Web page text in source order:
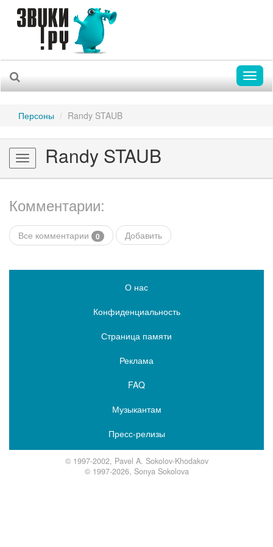
Персоны Randy STAUB
Toggle
navigation
Randy STAUB
Комментарии:
Все комментарии 0 Добавить
О нас
Конфиденциальность
Страница памяти
Реклама
FAQ
Музыкантам
Пресс-релизы
© 1997-2002, Pavel A. Sokolov-Khodakov
© 1997-2026, Sonya Sokolova